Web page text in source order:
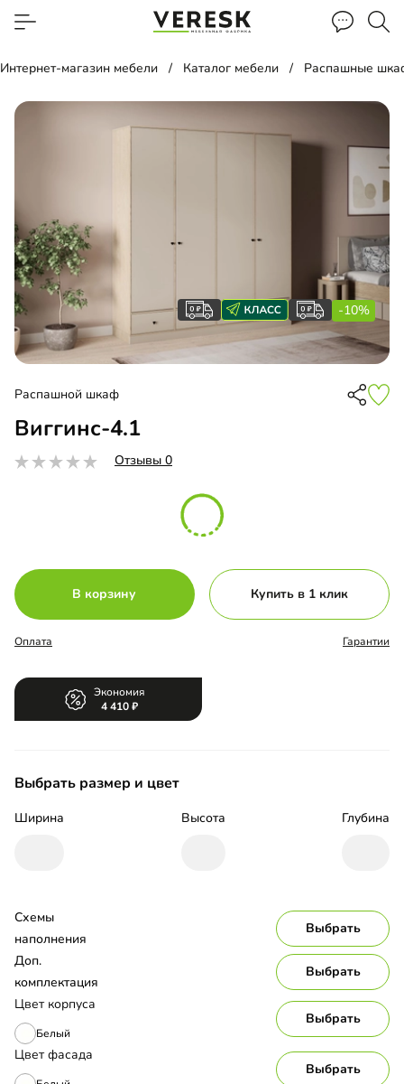
Интернет-магазин мебели Каталог мебели Распашные
-10%
Распашной шкаф
Виггинс-4.1
Отзывы 0
В корзину Купить в 1 клик
Оплата Гарантии
Экономия
4 410
Выбрать размер и цвет
Ширина Высота Глубина
Цвет корпуса
Белый
Выбрать
Цвет фасада
Выбрать
Схемы
наполнения
Выбрать
Доп.
комплектация
Выбрать